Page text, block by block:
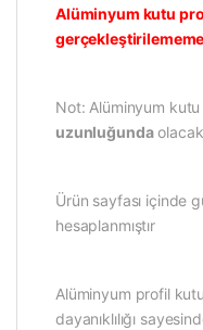
Alüminyum kutu
Not: Alüminyum
uzunluğunda
Ürün sayfası içinde
hesaplanmıştır
Alüminyum profil
dayanıklılığı